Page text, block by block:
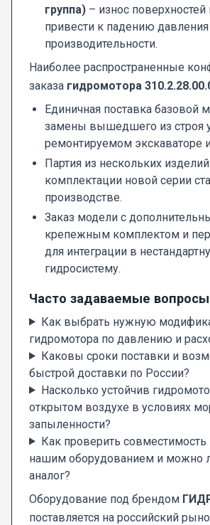
группа) – износ
привести к падению
производительности.
Наиболее распространенные
заказа гидромотора
Единичная поставка базовой
замены вышедшего из строя
ремонтируемом экскаваторе
Партия из нескольких
комплектации новой серии
производстве.
Заказ модели с
крепежным комплектом и
для интеграции в
гидросистему.
Часто задаваемые вопросы
Как выбрать нужную
гидромотора по давлению и
Каковы сроки поставки и
быстрой доставки по России?
Насколько устойчив
открытом воздухе в условиях
запыленности?
Как проверить совместимость
нашим оборудованием и можно
аналог?
Оборудование под брендом
поставляется на российский